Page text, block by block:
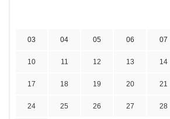
03 04 05 06 07
10 11 12 13 14
17 18 19 20 21
24 25 26 27 28